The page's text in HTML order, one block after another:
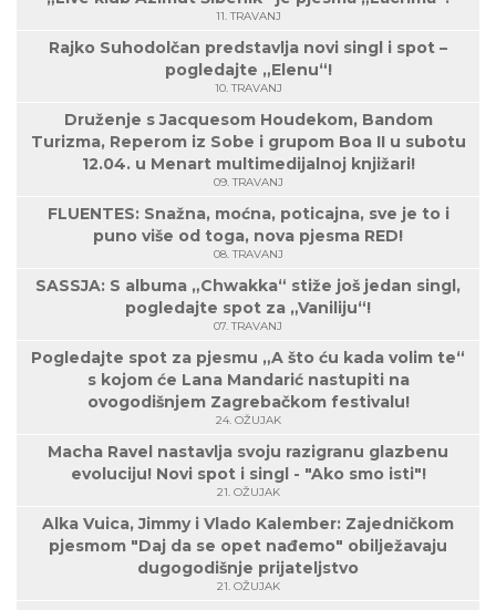
11. TRAVANJ
Rajko Suhodolčan predstavlja novi singl i spot –
pogledajte „Elenu“!
10. TRAVANJ
Druženje s Jacquesom Houdekom, Bandom
Turizma, Reperom iz Sobe i grupom Boa II u subotu
12.04. u Menart multimedijalnoj knjižari!
09. TRAVANJ
FLUENTES: Snažna, moćna, poticajna, sve je to i
puno više od toga, nova pjesma RED!
08. TRAVANJ
SASSJA: S albuma „Chwakka“ stiže još jedan singl,
pogledajte spot za „Vaniliju“!
07. TRAVANJ
Pogledajte spot za pjesmu „A što ću kada volim te“
s kojom će Lana Mandarić nastupiti na
ovogodišnjem Zagrebačkom festivalu!
24. OŽUJAK
Macha Ravel nastavlja svoju razigranu glazbenu
evoluciju! Novi spot i singl - "Ako smo isti"!
21. OŽUJAK
Alka Vuica, Jimmy i Vlado Kalember: Zajedničkom
pjesmom "Daj da se opet nađemo" obilježavaju
dugogodišnje prijateljstvo
21. OŽUJAK